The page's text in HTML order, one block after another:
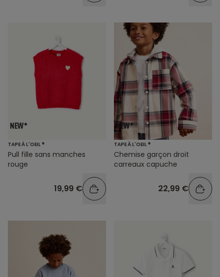
TAPE À L'OEIL ®
Pull fille sans manches
rouge
19,99 €
TAPE À L'OEIL ®
Chemise garçon droit
carreaux capuche
22,99 €